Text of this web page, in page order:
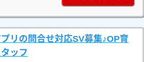
リの問合せ対応SV募集♪OP育
ッフ